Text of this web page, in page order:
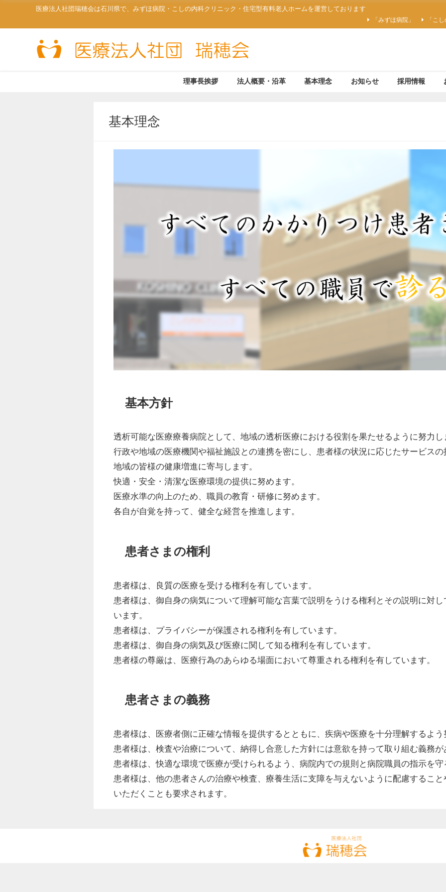
医療法人社団瑞穂会は石川県で、みずほ病院・こしの内科クリニック・住宅型有料老人ホームを運営しております
「みずほ病院」 「こ
理事長挨拶 法人概要・沿革 基本理念 お知らせ 採用情報
基本理念
基本方針
透析可能な医療療養病院として、地域の透析医療における役割を果たせるように努力し
行政や地域の医療機関や福祉施設との連携を密にし、患者様の状況に応じたサービス
地域の皆様の健康増進に寄与します。
快適・安全・清潔な医療環境の提供に努めます。
医療水準の向上のため、職員の教育・研修に努めます。
各自が自覚を持って、健全な経営を推進します。
患者さまの権利
患者様は、良質の医療を受ける権利を有しています。
患者様は、御自身の病気について理解可能な言葉で説明をうける権利とその説明に対
います。
患者様は、プライバシーが保護される権利を有しています。
患者様は、御自身の病気及び医療に関して知る権利を有しています。
患者様の尊厳は、医療行為のあらゆる場面において尊重される権利を有しています。
患者さまの義務
患者様は、医療者側に正確な情報を提供するとともに、疾病や医療を十分理解するよ
患者様は、検査や治療について、納得し合意した方針には意欲を持って取り組む義務が
患者様は、快適な環境で医療が受けられるよう、病院内での規則と病院職員の指示を
患者様は、他の患者さんの治療や検査、療養生活に支障を与えないように配慮するこ
いただくことも要求されます。